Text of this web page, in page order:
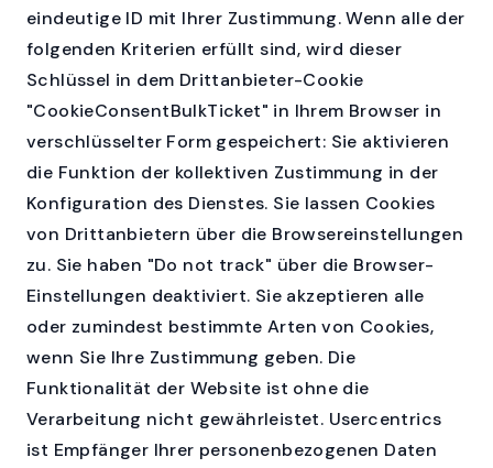
eindeutige ID mit Ihrer Zustimmung. Wenn alle der
folgenden Kriterien erfüllt sind, wird dieser
Schlüssel in dem Drittanbieter-Cookie
"CookieConsentBulkTicket" in Ihrem Browser in
verschlüsselter Form gespeichert: Sie aktivieren
die Funktion der kollektiven Zustimmung in der
Konfiguration des Dienstes. Sie lassen Cookies
von Drittanbietern über die Browsereinstellungen
zu. Sie haben "Do not track" über die Browser-
Einstellungen deaktiviert. Sie akzeptieren alle
oder zumindest bestimmte Arten von Cookies,
wenn Sie Ihre Zustimmung geben. Die
Funktionalität der Website ist ohne die
Verarbeitung nicht gewährleistet. Usercentrics
ist Empfänger Ihrer personenbezogenen Daten